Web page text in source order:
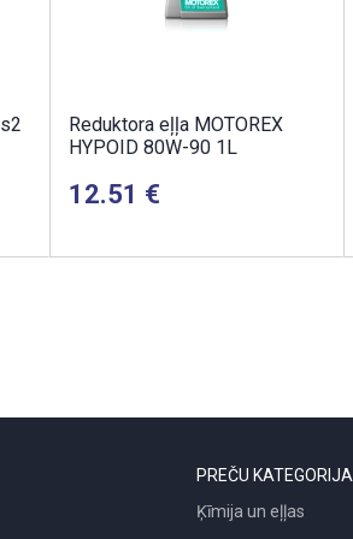
Reduktora eļļa MOTOREX
HYPOID 80W-90 1L
12.51
PREČU
Ķīmija un eļļas